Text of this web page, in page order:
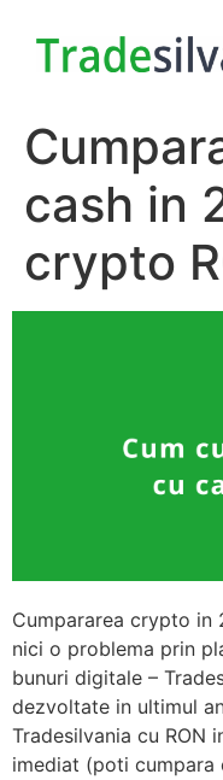
cash in
crypto
Cumpararea crypto in
nici o problema prin
bunuri digitale –
dezvoltate in ultimul
Tradesilvania cu RON
imediat (poti cumpara